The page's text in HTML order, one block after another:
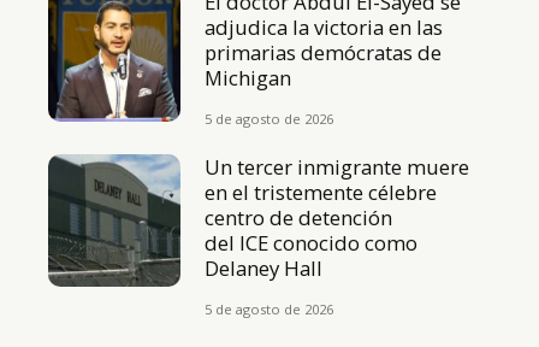
adjudica la victoria en las
primarias demócratas de
Michigan
5 de agosto de 2026
Un tercer inmigrante muere
en el tristemente célebre
centro de detención
del ICE conocido como
Delaney Hall
5 de agosto de 2026